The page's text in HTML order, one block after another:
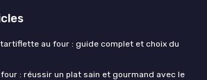
au four : guide complet et choix du
: réussir un plat sain et gourmand avec le